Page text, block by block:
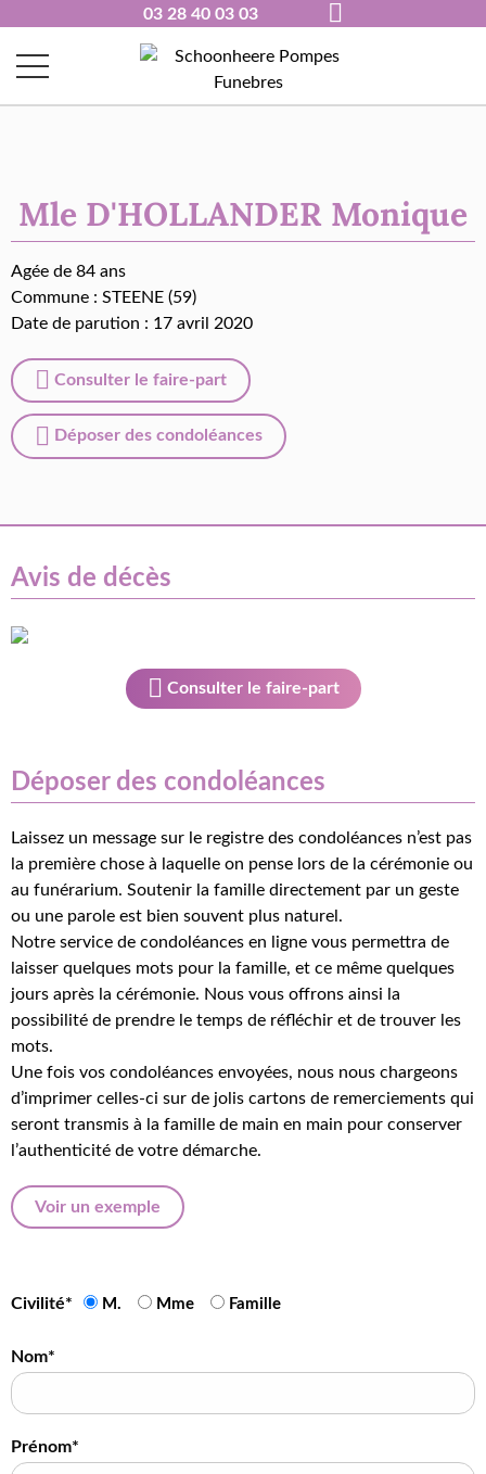
03 28 40 03 03
Mle D'HOLLANDER Monique
Agée de 84 ans
Commune : STEENE (59)
Date de parution : 17 avril 2020
Consulter le faire-part
Déposer des condoléances
Avis de décès
Consulter le faire-part
Déposer des condoléances
Laissez un message sur le registre des condoléances n’est pas
la première chose à laquelle on pense lors de la cérémonie ou
au funérarium. Soutenir la famille directement par un geste
ou une parole est bien souvent plus naturel.
Notre service de condoléances en ligne vous permettra de
laisser quelques mots pour la famille, et ce même quelques
jours après la cérémonie. Nous vous offrons ainsi la
possibilité de prendre le temps de réfléchir et de trouver les
mots.
Une fois vos condoléances envoyées, nous nous chargeons
d’imprimer celles-ci sur de jolis cartons de remerciements qui
seront transmis à la famille de main en main pour conserver
l’authenticité de votre démarche.
Voir un exemple
Civilité* M. Mme Famille
Nom*
Prénom*